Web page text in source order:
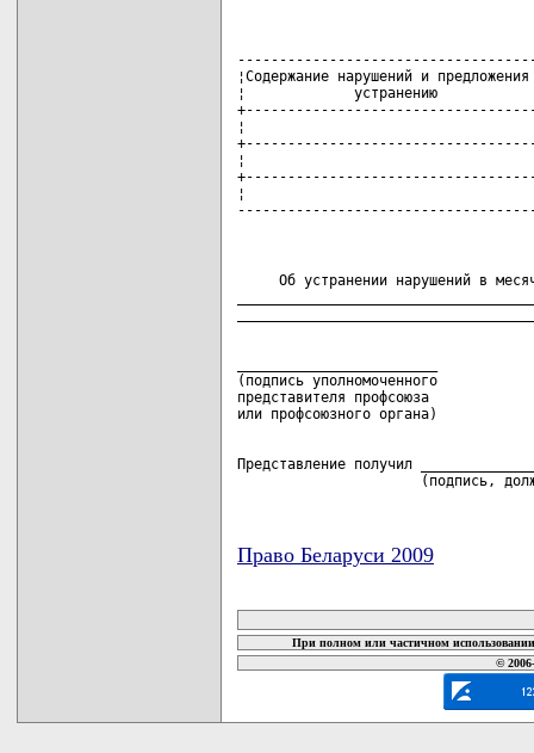
¦Содержание нарушений и
¦             устранению
¦
¦
¦
Об устранении нарушений в
(подпись уполномоченного
представителя профсоюза
Представление получил
(подпись,
Право Беларуси 2009
При полном или частичном
©